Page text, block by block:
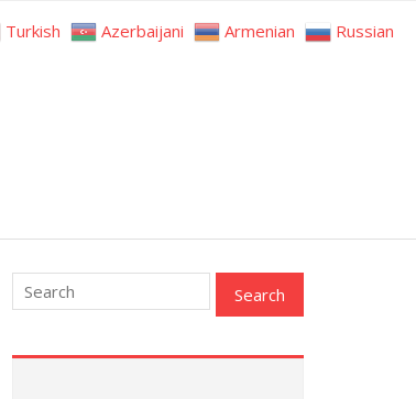
Turkish Azerbaijani Armenian Russian